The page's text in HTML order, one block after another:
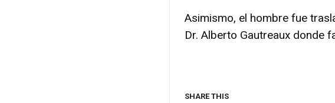
Asimismo, el hombre fue
Dr. Alberto Gautreaux donde
SHARE THIS